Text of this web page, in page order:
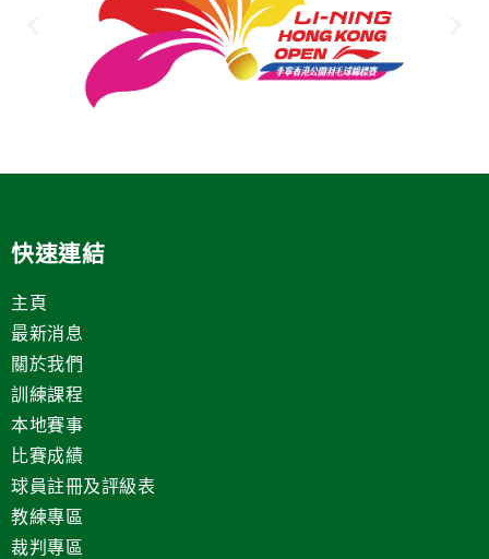
快速連結
主頁
最新消息
關於我們
訓練課程
本地賽事
比賽成績
球員註冊及評級表
教練專區
裁判專區